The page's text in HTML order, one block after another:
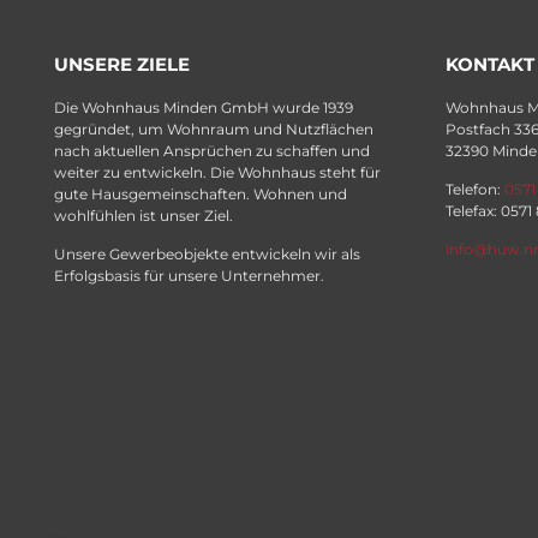
UNSERE ZIELE
Die Wohnhaus Minden GmbH wurde 1939
gegründet, um Wohnraum und Nutzflächen
nach aktuellen Ansprüchen zu schaffen und
weiter zu entwickeln. Die Wohnhaus steht für
gute Hausgemeinschaften. Wohnen und
wohlfühlen ist unser Ziel.
Unsere Gewerbeobjekte entwickeln wir als
Erfolgsbasis für unsere Unternehmer.
KONTAKT
Wohnhaus
Postfach
32390
Telefon:
Telefax: 0571